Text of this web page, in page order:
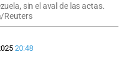
sin el aval de las actas.
Reuters
20:48